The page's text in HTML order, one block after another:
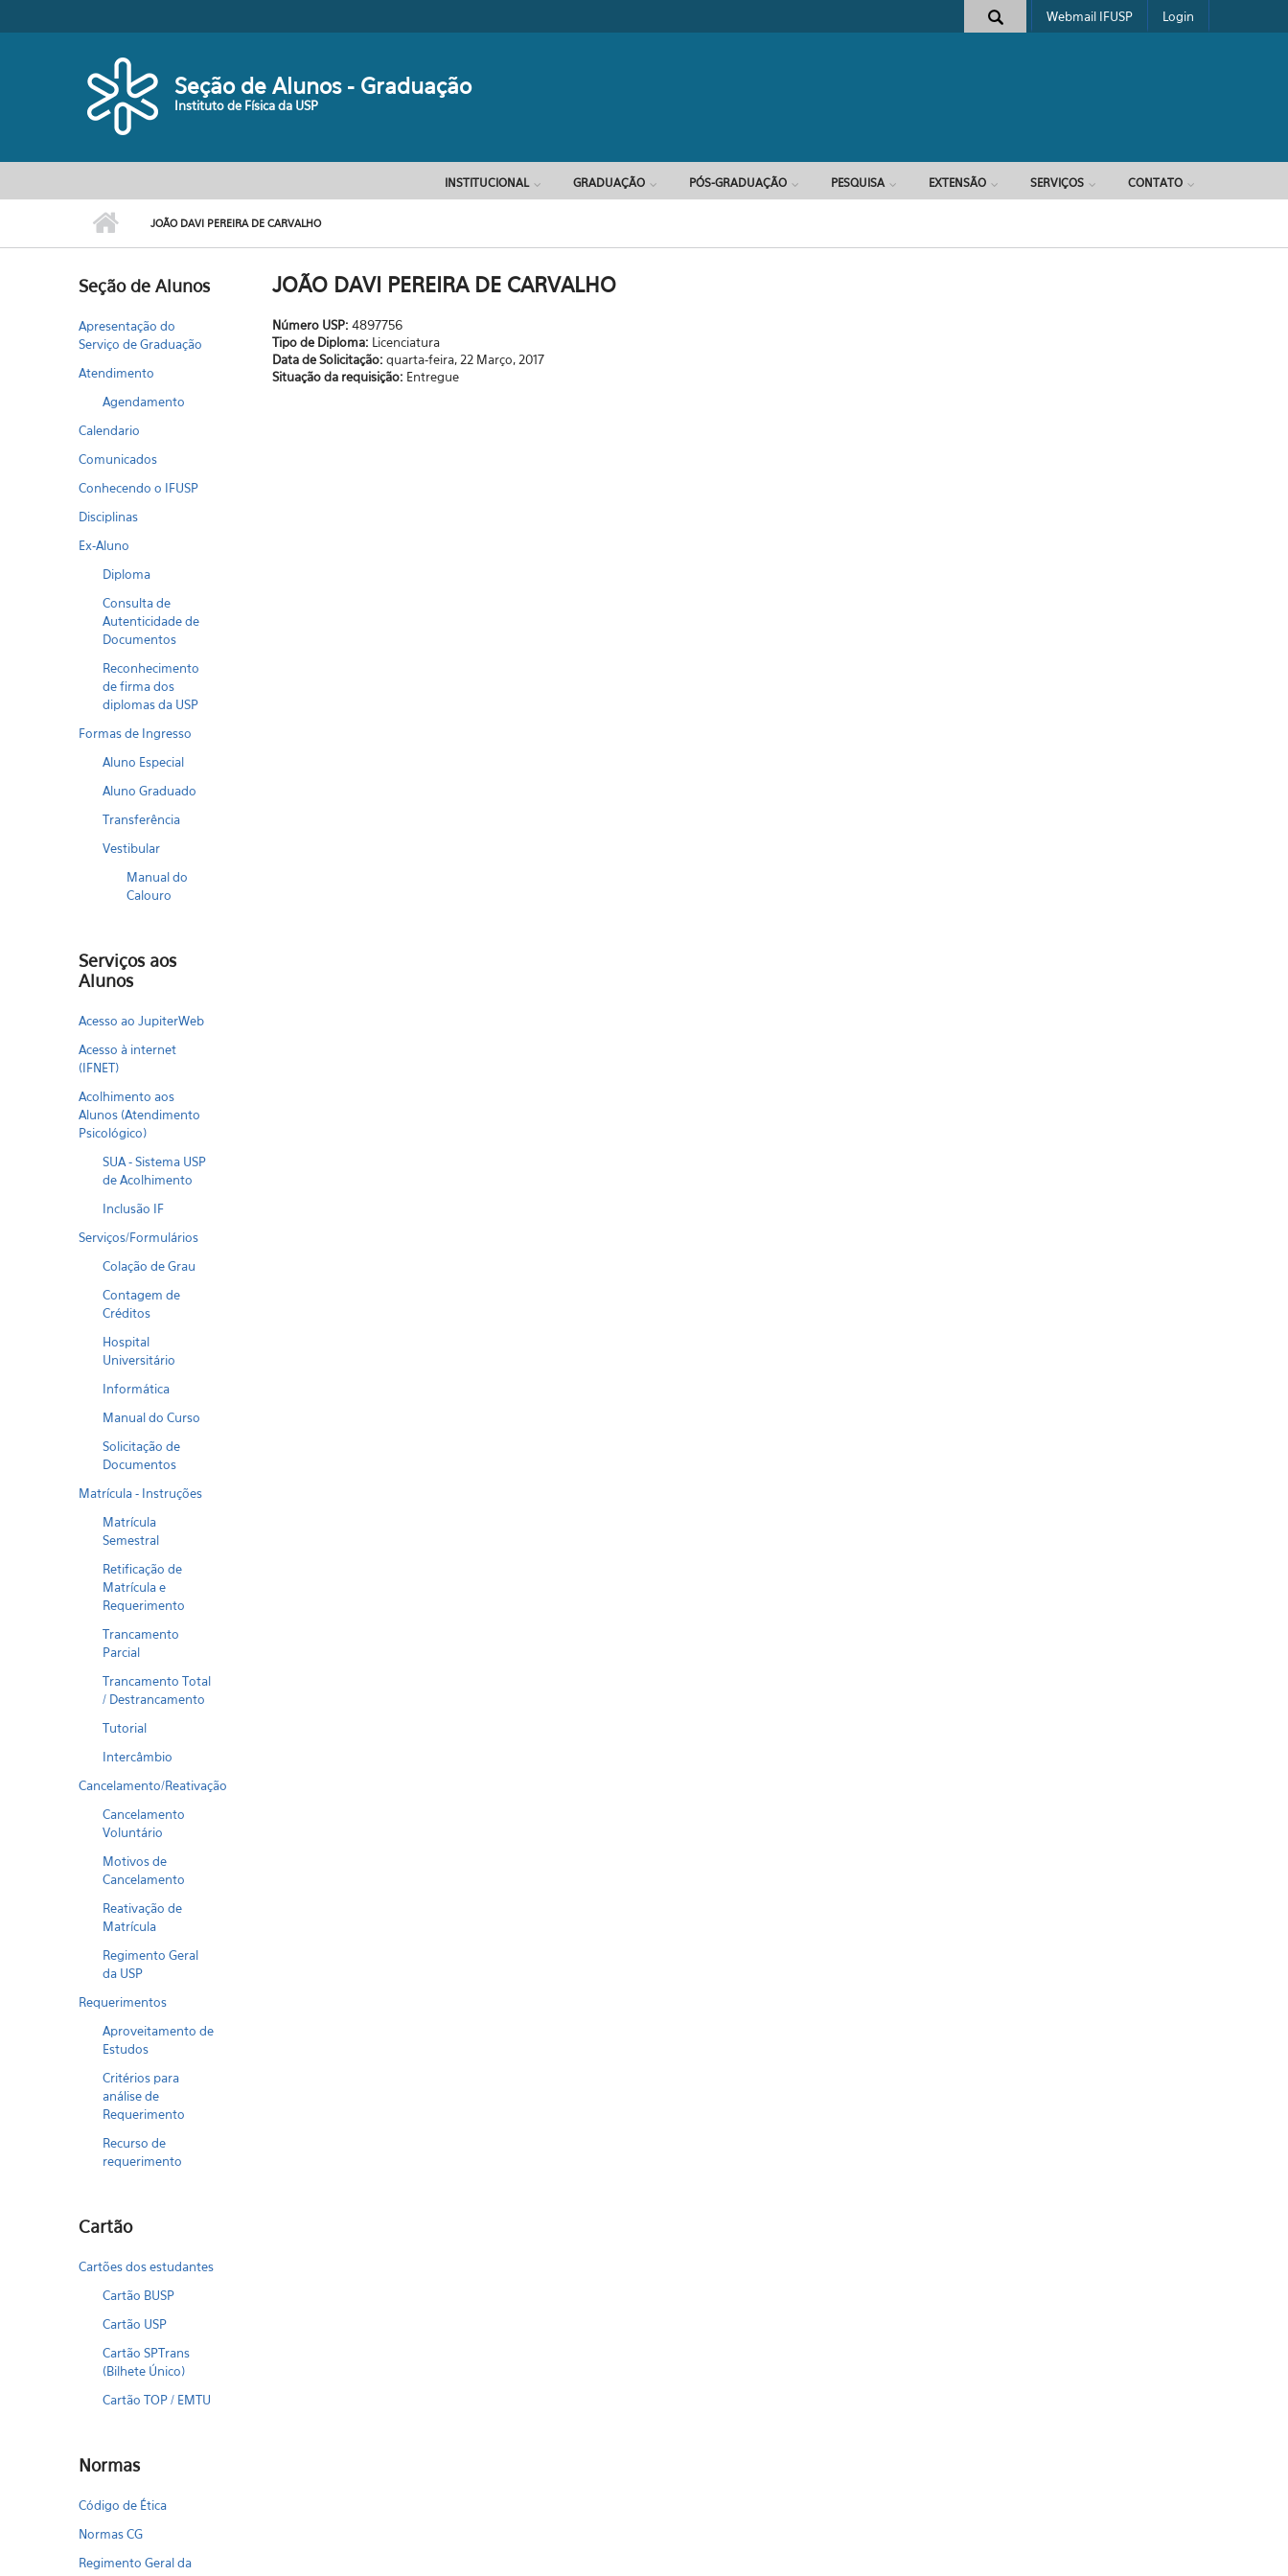
Formulário de busca
Webmail IFUSP Login
Seção de Alunos - Graduação
Instituto de Física da USP
INSTITUCIONAL GRADUAÇÃO PÓS-GRADUAÇÃO PESQUISA EXTENSÃO SERVIÇOS CONTATO
JOÃO DAVI PEREIRA DE CARVALHO
Seção de Alunos
Apresentação do
Serviço de Graduação
Atendimento
Agendamento
Calendario
Comunicados
Conhecendo o IFUSP
Disciplinas
Ex-Aluno
Diploma
Consulta de
Autenticidade de
Documentos
Reconhecimento
de firma dos
diplomas da USP
Formas de Ingresso
Aluno Especial
Aluno Graduado
Transferência
Vestibular
Manual do
Calouro
Serviços aos
Alunos
Acesso ao JupiterWeb
Acesso à internet
(IFNET)
Acolhimento aos
Alunos (Atendimento
Psicológico)
SUA - Sistema USP
de Acolhimento
Inclusão IF
Serviços/Formulários
Colação de Grau
Contagem de
Créditos
Hospital
Universitário
Informática
Manual do Curso
Solicitação de
Documentos
Matrícula - Instruções
Matrícula
Semestral
Retificação de
Matrícula e
Requerimento
Trancamento
Parcial
Trancamento Total
/ Destrancamento
Tutorial
Intercâmbio
Cancelamento/Reativação
Cancelamento
Voluntário
Motivos de
Cancelamento
Reativação de
Matrícula
Regimento Geral
da USP
Requerimentos
Aproveitamento de
Estudos
Critérios para
análise de
Requerimento
Recurso de
requerimento
Cartão
Cartões dos estudantes
Cartão BUSP
Cartão USP
Cartão SPTrans
(Bilhete Único)
Cartão TOP / EMTU
Normas
Código de Ética
Normas CG
Regimento Geral da
JOÃO DAVI PEREIRA DE CARVALHO
Número USP: 4897756
Tipo de Diploma: Licenciatura
Data de Solicitação: quarta-feira, 22 Março, 2017
Situação da requisição: Entregue